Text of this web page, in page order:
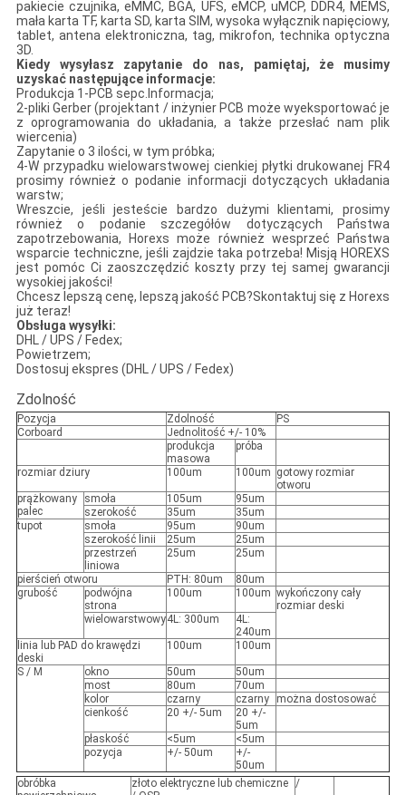
pakiecie czujnika, eMMC, BGA, UFS, eMCP, uMCP, DDR4, MEMS,
mała karta TF, karta SD, karta SIM, wysoka wyłącznik napięciowy,
tablet, antena elektroniczna, tag, mikrofon, technika optyczna
3D.
Kiedy wysyłasz zapytanie do nas, pamiętaj, że musimy
uzyskać następujące informacje:
Produkcja 1-PCB sepc.Informacja;
2-pliki Gerber (projektant / inżynier PCB może wyeksportować je
z oprogramowania do układania, a także przesłać nam plik
wiercenia)
Zapytanie o 3 ilości, w tym próbka;
4-W przypadku wielowarstwowej cienkiej płytki drukowanej FR4
prosimy również o podanie informacji dotyczących układania
warstw;
Wreszcie, jeśli jesteście bardzo dużymi klientami, prosimy
również o podanie szczegółów dotyczących Państwa
zapotrzebowania, Horexs może również wesprzeć Państwa
wsparcie techniczne, jeśli zajdzie taka potrzeba! Misją HOREXS
jest pomóc Ci zaoszczędzić koszty przy tej samej gwarancji
wysokiej jakości!
Chcesz lepszą cenę, lepszą jakość PCB?Skontaktuj się z Horexs
już teraz!
Obsługa wysyłki:
DHL / UPS / Fedex;
Powietrzem;
Dostosuj ekspres (DHL / UPS / Fedex)
Zdolność
Pozycja Zdolność
PS
Corboard
Jednolitość +/- 10%
produkcja
masowa
próba
rozmiar dziury 100um 100um gotowy rozmiar
otworu
prążkowany
palec
smoła 105um
95um
szerokość
35um
35um
tupot
smoła 95um
90um
szerokość linii
25um
25um
przestrzeń
liniowa
25um 25um
pierścień otworu PTH: 80um
80um
grubość
podwójna
strona
100um 100um wykończony cały
rozmiar deski
wielowarstwowy4L: 300um
4L:
240um
linia lub PAD do krawędzi
deski
100um 100um
S / M okno 50um
50um
most
80um
70um
kolor
czarny czarny
można dostosować
cienkość
20 +/- 5um
20 +/-
5um
płaskość
<5um
<5um
pozycja
+/- 50um
+/-
50um
obróbka
złoto elektryczne lub chemiczne /